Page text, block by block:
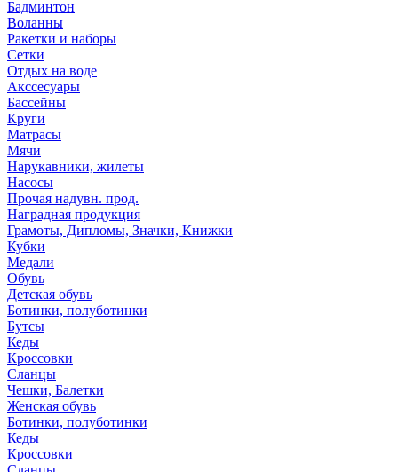
Бадминтон
Воланны
Ракетки и наборы
Сетки
Отдых на воде
Акссесуары
Бассейны
Круги
Матрасы
Мячи
Нарукавники, жилеты
Насосы
Прочая надувн. прод.
Наградная продукция
Грамоты, Дипломы, Значки, Книжки
Кубки
Медали
Обувь
Детская обувь
Ботинки, полуботинки
Бутсы
Кеды
Кроссовки
Сланцы
Чешки, Балетки
Женская обувь
Ботинки, полуботинки
Кеды
Кроссовки